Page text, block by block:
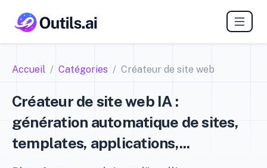
Accueil Catégories Créateur de site web
Créateur de site web IA :
génération automatique de sites,
templates, applications,...